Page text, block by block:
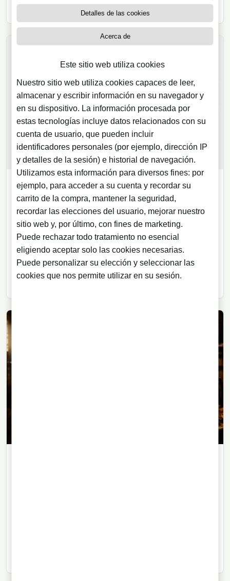
sostenibilidad.
WHISKY
03/08/2026 · 7 min de lectura
Laphroaig y Willem Dafoe llevan su
whisky al travel retail
La destilería de Islay presenta una edición limitada
vinculada a Willem Dafoe con una campaña que invita
a interpretar el whisky sin notas de cata oficiales.
Detalles de las cookies
Acerca de
Este sitio web utiliza cookies
Nuestro sitio web utiliza cookies capaces de leer,
almacenar y escribir información en su navegador y
en su dispositivo. La información procesada por
estas tecnologías incluye datos relacionados con su
cuenta de usuario, que pueden incluir
identificadores personales (por ejemplo, dirección IP
y detalles de la sesión) e historial de navegación.
Utilizamos esta información para diversos fines: por
ejemplo, para acceder a su cuenta y recordar su
carrito de la compra, mantener la seguridad,
recordar las elecciones del usuario, mejorar nuestro
sitio web y, por último, con fines de marketing.
Puede rechazar todo tratamiento no esencial
eligiendo aceptar solo las cookies necesarias.
Puede personalizar su elección y seleccionar las
cookies que nos permite utilizar en su sesión.